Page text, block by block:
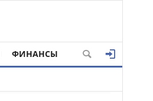
ФИНАНСЫ